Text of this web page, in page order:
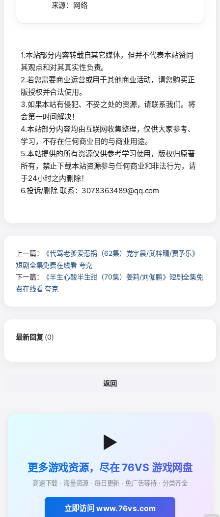
来源：网络
1.本站部分内容转载自其它媒体，但并不代表本站赞同
其观点和对其真实性负责。
2.若您需要商业运营或用于其他商业活动，请您购买正
版授权并合法使用。
3.如果本站有侵犯、不妥之处的资源，请联系我们。将
会第一时间解决！
4.本站部分内容均由互联网收集整理，仅供大家参考、
学习，不存在任何商业目的与商业用途。
5.本站提供的所有资源仅供参考学习使用，版权归原著
所有，禁止下载本站资源参与任何商业和非法行为，请
于24小时之内删除！
6.投诉/删除 联系：3078363489@qq.com
上一篇：
《代驾老爹爱惹祸（62集）党宇晨/武梓晴/贾予乐》
短剧全集免费在线看 夸克
下一篇：
《半生心酸半生甜（70集）姜莉/刘伽鹏》短剧全集免
费在线看 夸克
最新回复(0)
返回
▶
更多游戏资源，尽在 76VS 游戏网盘
高速下载 · 海量资源 · 每日更新 · 免广告等待 · 分类齐全
立即访问 www.76vs.com